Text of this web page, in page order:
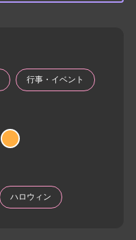
行事・イベント
ハロウィン